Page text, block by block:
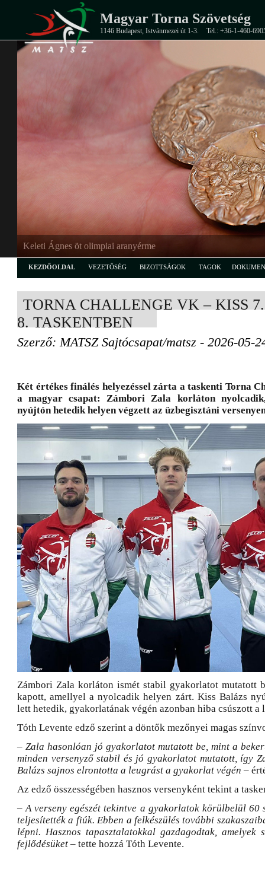
Magyar Torna Szövetség
1146 Budapest, Istvánmezei út 1-3. Tel.: +36-1-460-
Keleti Ágnes öt olimpiai aranyérme
KEZDŐOLDAL VEZETŐSÉG BIZOTTSÁGOK TAGOK
TORNA CHALLENGE VK – KISS
8. TASKENTBEN
Szerző: MATSZ Sajtócsapat/matsz - 2026-05-
Két értékes finálés helyezéssel zárta a taskenti Torna
a magyar csapat: Zámbori Zala korláton
nyújtón hetedik helyen végzett az üzbegisztáni
Zámbori Zala korláton ismét stabil gyakorlatot mutatott
kapott, amellyel a nyolcadik helyen zárt. Kiss Balázs
lett hetedik, gyakorlatának végén azonban hiba csúszott a
Tóth Levente edző szerint a döntők mezőnyei magas
– Zala hasonlóan jó gyakorlatot mutatott be, mint a
minden versenyző stabil és jó gyakorlatot mutatott, így
Balázs sajnos elrontotta a leugrást a gyakorlat végén –
Az edző összességében hasznos versenyként tekint a
– A verseny egészét tekintve a gyakorlatok körülbelül 60
teljesítették a fiúk. Ebben a felkészülés további
lépni. Hasznos tapasztalatokkal gazdagodtak, amelyek
fejlődésüket – tette hozzá Tóth Levente.